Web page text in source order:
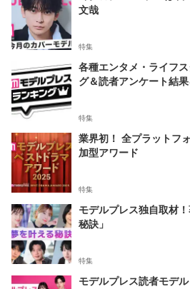
文哉
特集
各種エンタメ・ライフ
グ＆読者アンケート結
特集
業界初！ 全プラットフ
加型アワード
特集
モデルプレス独自取材
秘訣」
特集
モデルプレス読者モデ